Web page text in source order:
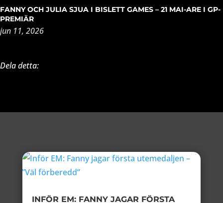
FANNY OCH JULIA SJUA I BISLETT GAMES – 21 MAI-ARE I GP-
PREMIÄR
jun 11, 2026
Dela detta:
INFÖR EM: FANNY JAGAR FÖRSTA